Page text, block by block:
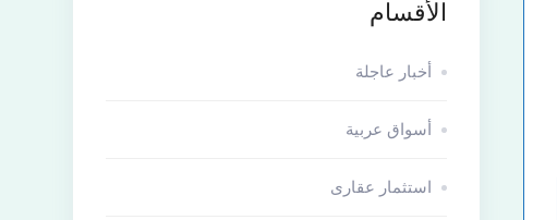
الأقسام
أخبار عاجلة
أسواق عربية
استثمار عقارى